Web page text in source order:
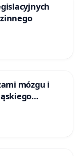
mózgu i